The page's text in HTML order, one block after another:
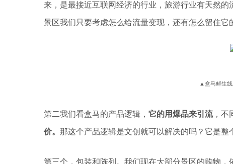
来，是最接近互联网经济的行业，旅游行业有天然
景区我们只要考虑怎么给流量变现，还有怎么留住它
▲盒马鲜生
第二我们看盒马的产品逻辑， 它的用爆品来引流，不
价。 那这个产品逻辑是文创就可以解决的吗？它是整
第三个，包装和陈列。我们现在大部分景区的购物